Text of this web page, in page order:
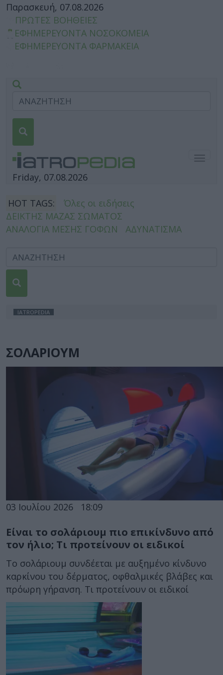
Παρασκευή, 07.08.2026
ΠΡΩΤΕΣ ΒΟΗΘΕΙΕΣ
ΕΦΗΜΕΡΕΥΟΝΤΑ ΝΟΣΟΚΟΜΕΙΑ
ΕΦΗΜΕΡΕΥΟΝΤΑ ΦΑΡΜΑΚΕΙΑ
Friday, 07.08.2026
HOT TAGS:
Όλες οι ειδήσεις
ΔΕΙΚΤΗΣ ΜΑΖΑΣ ΣΩΜΑΤΟΣ
ΑΝΑΛΟΓΙΑ ΜΕΣΗΣ ΓΟΦΩΝ
ΑΔΥΝΑΤΙΣΜΑ
IATROPEDIA
ΣΟΛΑΡΙΟΥΜ
03 Ιουλίου 2026 18:09
Είναι το σολάριουμ πιο επικίνδυνο από
τον ήλιο; Τι προτείνουν οι ειδικοί
Το σολάριουμ συνδέεται με αυξημένο κίνδυνο
καρκίνου του δέρματος, οφθαλμικές βλάβες και
πρόωρη γήρανση. Τι προτείνουν οι ειδικοί